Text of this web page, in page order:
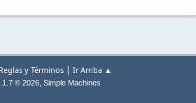
Reglas y Términos | Ir Arriba ▲
© 2026, Simple Machines